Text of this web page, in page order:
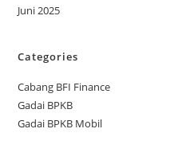
Juni 2025
Categories
Cabang BFI Finance
Gadai BPKB
Gadai BPKB Mobil